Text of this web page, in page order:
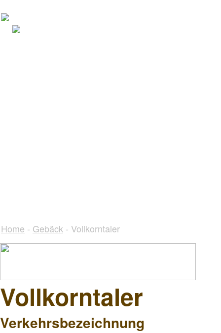
Home - Gebäck - Vollkorntaler
Vollkorntaler
Verkehrsbezeichnung